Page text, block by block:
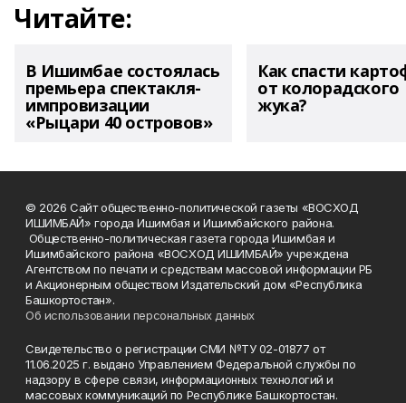
Читайте:
В Ишимбае состоялась
премьера спектакля-
импровизации
«Рыцари 40 островов»
Как спасти
от колорадского
жука?
© 2026 Сайт общественно-политической газеты «ВОСХОД
ИШИМБАЙ» города Ишимбая и Ишимбайского района.
Общественно-политическая газета города Ишимбая и
Ишимбайского района «ВОСХОД ИШИМБАЙ» учреждена
Агентством по печати и средствам массовой информации РБ
и Акционерным обществом Издательский дом «Республика
Башкортостан».
Об использовании персональных данных
Свидетельство о регистрации СМИ №ТУ 02-01877 от
11.06.2025 г. выдано Управлением Федеральной службы по
надзору в сфере связи, информационных технологий и
массовых коммуникаций по Республике Башкортостан.